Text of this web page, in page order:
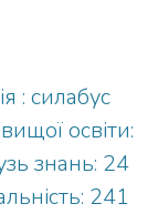
– першої
: силабус
освіти:
знань: 24
241